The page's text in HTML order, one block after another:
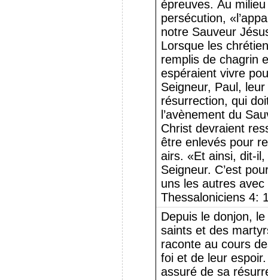
épreuves. Au
persécution,
notre Sauveur
Lorsque les
remplis de chagrin
espéraient vivre
Seigneur, Paul,
résurrection, qui
l’avènement du
Christ devraient
être enlevés pour
airs. «Et ainsi, dit-
Seigneur. C’est
uns les autres avec
Thessaloniciens 4:
Depuis le donjon,
saints et des
raconte au cours
foi et de leur
assuré de sa